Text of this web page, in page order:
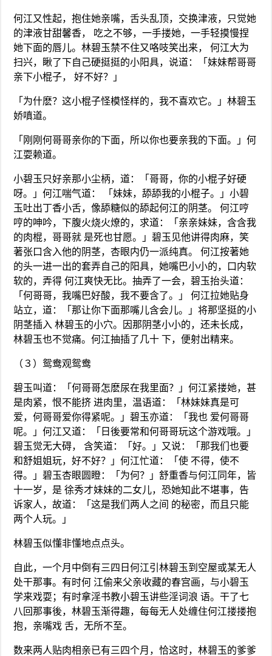
何江又性起，抱住她亲嘴，舌头乱顶，交换津液，只觉她
的津液甘甜馨香， 吃之不够，一手搂她，一手轻摸慢捏
她下面的唇儿。林碧玉禁不住又咯吱笑出来， 何江大为
扫兴，瞅了下自己硬挺挺的小阳具，说道：「妹妹帮哥哥
亲下小棍子， 好不好？」
「为什麽？这小棍子怪模怪样的，我不喜欢它。」林碧玉
娇嗔道。
「刚刚何哥哥亲你的下面，所以你也要亲我的下面。」何
江耍赖道。
小碧玉只好亲那小尘柄，道：「哥哥，你的小棍子好硬
呀。」何江喘气道： 「妹妹，舔舔我的小棍子。」小碧
玉吐出丁香小舌，像舔糖似的舔起何江的阴茎。 何江哼
哼的呻吟，下腹火烧火燎的，求道：「亲亲妹妹，含含我
的肉棍，哥哥就 是死也甘愿。」碧玉见他讲得肉麻，笑
著张口含入他的阴茎，杏眼内仍一派纯真。 何江按著她
的头一进一出的套弄自己的阳具，她嘴巴小小的，口内软
软的，弄得 何江爽快无比。抽弄了一会，碧玉抬头道：
「何哥哥，我嘴巴好酸，我不要含了。」 何江拉她贴身
站立，道：「那让你下面那嘴儿含会儿。」将那坚挺的小
阴茎插入 林碧玉的小穴。因那阴茎小小的，还未长成，
林碧玉也不觉痛。何江抽插了几十 下，便射出精来。
（３）鸳鸯观鸳鸯
碧玉叫道：「何哥哥怎麽尿在我里面？」何江紧搂她，甚
是肉紧，恨不能挤 进肉里，温语道：「林妹妹真是可
爱，何哥哥爱你得紧呢。」碧玉亦道：「我也 爱何哥哥
呢。」何江又道：「日後要常和何哥哥玩这个游戏哦。」
碧玉觉无大碍， 含笑道：「好。」又说：「那我们也要
和舒姐姐玩，好不好？」何江忙道：「使 不得，使不
得。」碧玉杏眼圆瞪：「为何？」舒重香与何江同年，皆
十一岁，是 徐秀才妹妹的二女儿，恐她知此不堪事，告
诉家人，故道：「这是我们两人之间 的秘密，而且只能
两个人玩。」
林碧玉似懂非懂地点点头。
自此，一个月中倒有三四日何江引林碧玉到空屋或某无人
处干那事。有时何 江偷来父亲收藏的春宫画，与小碧玉
学来戏耍；有时拿淫书教小碧玉讲些淫词浪 语。干了七
八回那事後，林碧玉渐得趣，每每无人处缠住何江搂搂抱
抱，亲嘴戏 舌，无所不至。
数来两人贴肉相亲已有三四个月，恰这时，林碧玉的爹爹